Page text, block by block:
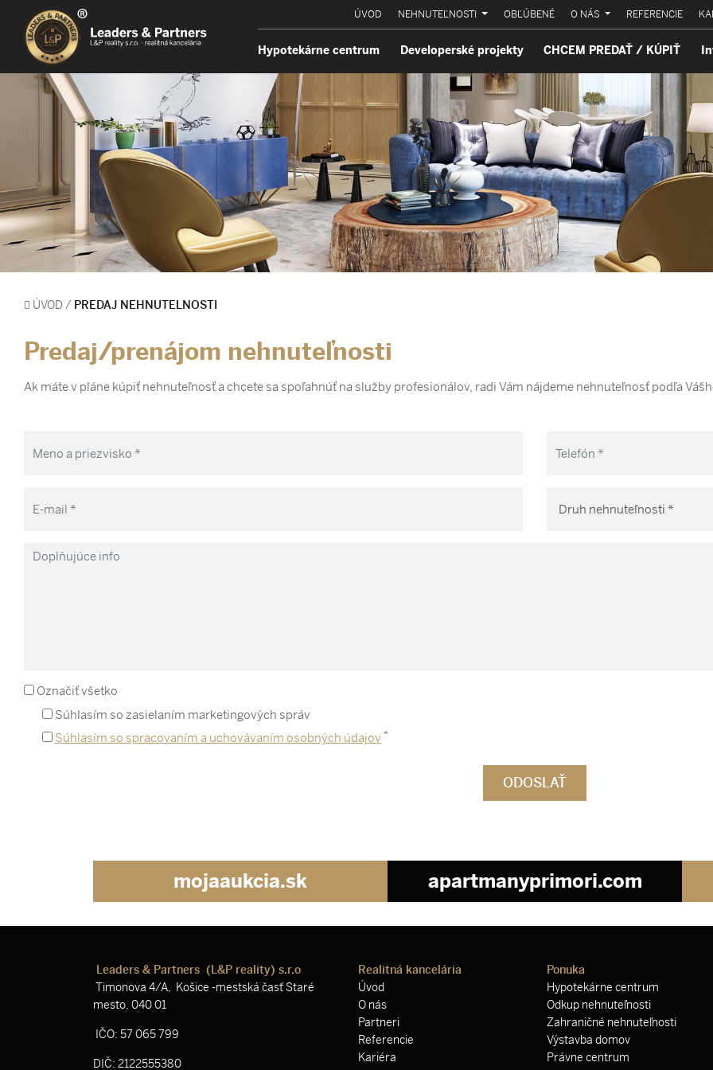
ÚVOD NEHNUTEĽNOSTI OBĽÚBENÉ O NÁS REFERENCIE
Hypotekárne centrum Developerské projekty CHCEM PREDAŤ / KÚPIŤ
ÚVOD / PREDAJ NEHNUTELNOSTI
Predaj/prenájom nehnuteľnosti
Ak máte v pláne kúpiť nehnuteľnosť a chcete sa spoľahnúť na služby profesionálov, radi Vám nájdeme nehnuteľnosť podľa
Označiť všetko
Súhlasím so zasielaním marketingových správ
Súhlasím so spracovaním a uchovávaním osobných údajov *
mojaaukcia.sk apartmanyprimori.com
Leaders & Partners (L&P reality) s.r.o
Timonova 4/A, Košice -mestská časť Staré
mesto, 040 01
IČO: 57 065 799
DIČ: 2122555380
Realitná kancelária
Úvod
O nás
Partneri
Referencie
Kariéra
Ponuka
Hypotekárne centrum
Odkup nehnuteľnosti
Zahraničné nehnuteľnosti
Výstavba domov
Právne centrum